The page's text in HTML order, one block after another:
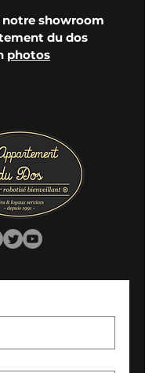
notre showroom
du dos
photos